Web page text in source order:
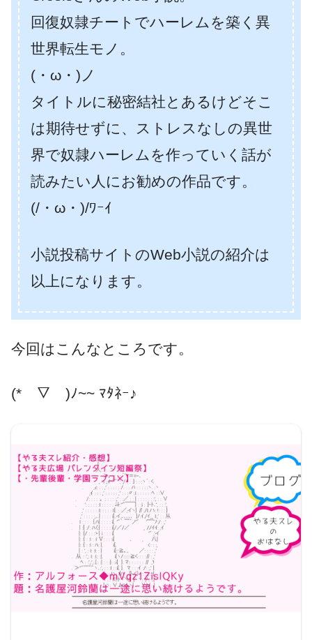
回復奴隷チートでハーレムを築く異
世界転生モノ。
(・ω・)ノ
タイトルに秘密結社とあるけどそこ
は期待せずに、ストレスなしの異世
界で奴隷ハーレムを作っていく話が
読みたい人にお勧めの作品です。
(/・ω・)/ﾜｰｲ
小説投稿サイトのWeb小説の紹介は
以上になります。
今回はこんなところです。
(*￣▽￣)ﾉ~~ ﾏﾀﾈｰ♪